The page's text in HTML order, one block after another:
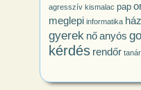
agresszív kismalac pap
meglepi informatika
gyerek nőanyós
kérdés rendőr tanár